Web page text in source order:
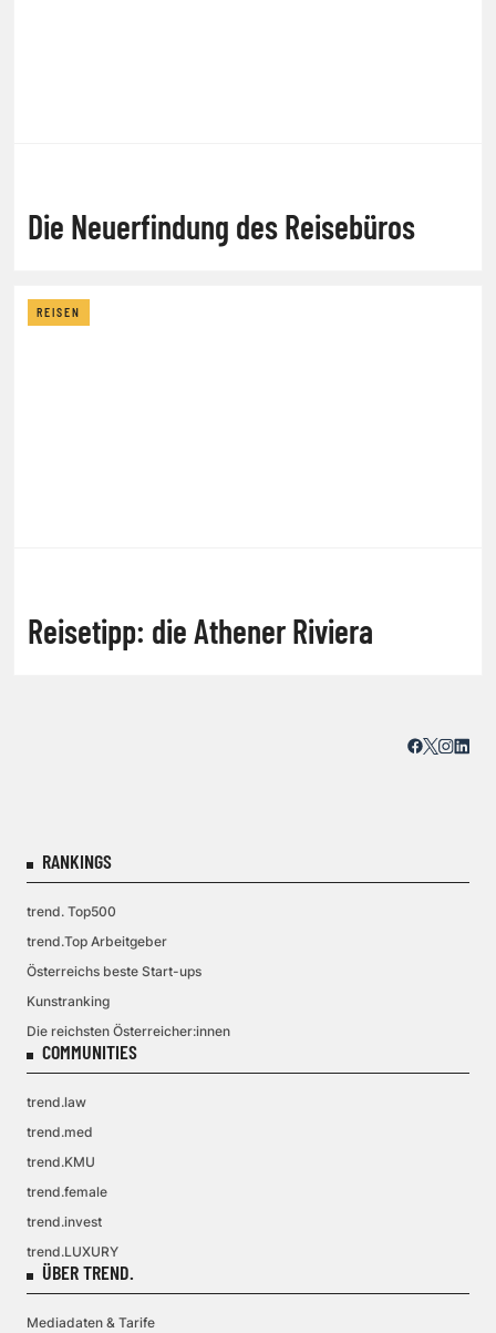
Die Neuerfindung des Reisebüros
REISEN
Reisetipp: die Athener Riviera
RANKINGS
trend. Top500
trend.Top Arbeitgeber
Österreichs beste Start-ups
Kunstranking
Die reichsten Österreicher:innen
COMMUNITIES
trend.law
trend.med
trend.KMU
trend.female
trend.invest
trend.LUXURY
ÜBER TREND.
Mediadaten & Tarife